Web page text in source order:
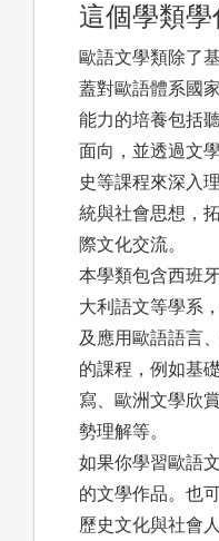
這個學類學
歐語文學類除了
蓋對歐語體系國
能力的培養包括
面向，並透過文
史等課程來深入
統與社會思想，
際文化交流。
本學類包含西班
大利語文等學系
及應用歐語語言
的課程，例如基
寫、歐洲文學欣
勢理解等。
如果你學習歐語
的文學作品。也
歷史文化與社會